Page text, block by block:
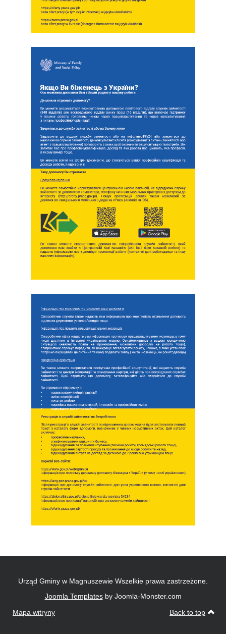
Urząd Gminy w Magnuszewie Wszelkie prawa zastrzeżone.
Joomla Templatesby Joomla-Monster.com
Mapa witryny
Back to top